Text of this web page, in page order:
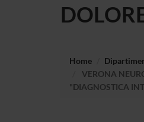
Home
VERONA
"DIAGNOSTICA